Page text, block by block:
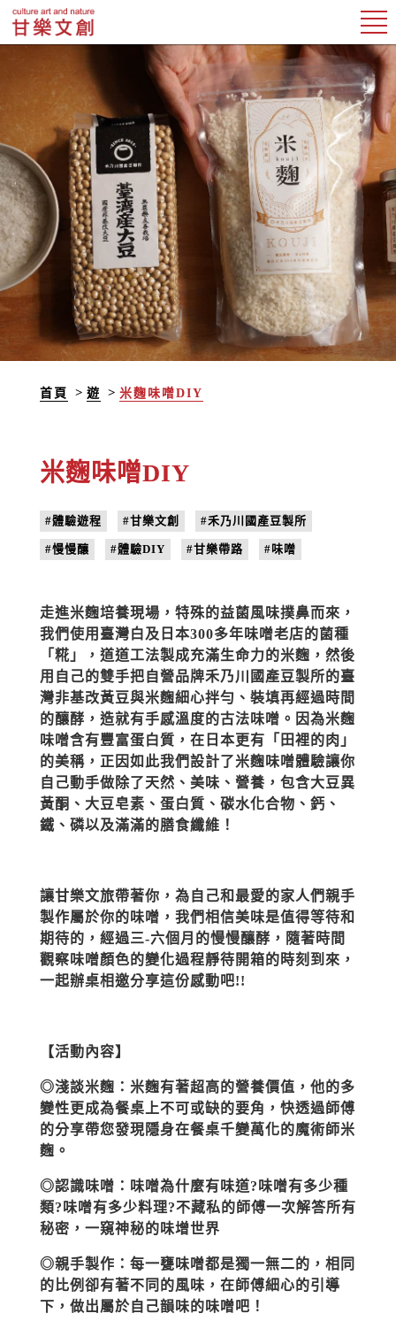
首頁 遊 米麴味噌DIY
米麴味噌DIY
#體驗遊程 #甘樂文創 #禾乃川國產豆製所
#慢慢釀 #體驗DIY #甘樂帶路 #味噌
走進米麴培養現場，特殊的益菌風味撲鼻而來，
我們使用臺灣白及日本300多年味噌老店的菌種
「糀」，道道工法製成充滿生命力的米麴，然後
用自己的雙手把自營品牌禾乃川國產豆製所的臺
灣非基改黃豆與米麴細心拌勻、裝填再經過時間
的釀酵，造就有手感溫度的古法味噌。因為米麴
味噌含有豐富蛋白質，在日本更有「田裡的肉」
的美稱，正因如此我們設計了米麴味噌體驗讓你
自己動手做除了天然、美味、營養，包含大豆異
黃酮、大豆皂素、蛋白質、碳水化合物、鈣、
鐵、磷以及滿滿的膳食纖維！
讓甘樂文旅帶著你，為自己和最愛的家人們親手
製作屬於你的味噌，我們相信美味是值得等待和
期待的，經過三-六個月的慢慢釀酵，隨著時間
觀察味噌顏色的變化過程靜待開箱的時刻到來，
一起辦桌相邀分享這份感動吧!!
【活動內容】
◎淺談米麴： 米麴有著超高的營養價值，他的多
變性更成為餐桌上不可或缺的要角，快透過師傅
的分享帶您發現隱身在餐桌千變萬化的魔術師米
麴。
◎認識味噌 ： 味噌為什麼有味道? 味噌有多少種
類? 味噌有多少料理?不藏私的師傅一次解答所有
秘密，一窺神秘的味增世界
◎親手製作 ： 每一甕味噌都是獨一無二的，相同
的比例卻有著不同的風味，在師傅細心的引導
下，做出屬於自己韻味的味噌吧！